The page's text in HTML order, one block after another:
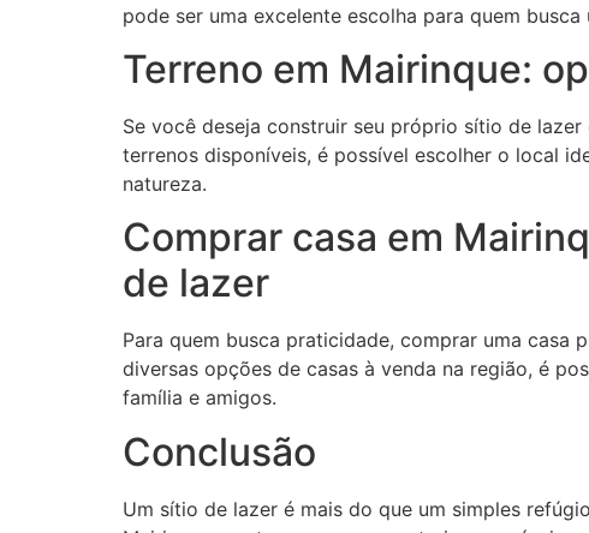
pode ser uma excelente escolha para quem
Terreno em Mairinque:
Se você deseja construir seu próprio sítio de
terrenos disponíveis, é possível escolher o local
natureza.
Comprar casa em
de lazer
Para quem busca praticidade, comprar uma casa
diversas opções de casas à venda na região, é
família e amigos.
Conclusão
Um sítio de lazer é mais do que um simples